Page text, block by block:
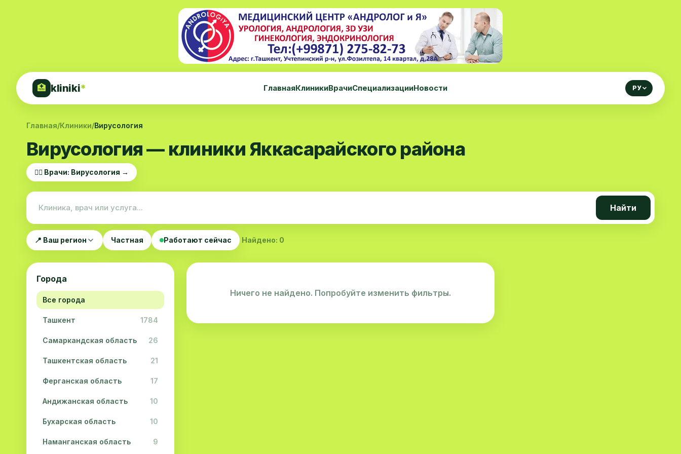
🏥 kliniki* ГлавнаяКлиникиВрачиСпециализацииНовости РУ
Главная/Клиники/Вирусология
Вирусология — клиники Яккасарайского района
👨‍⚕️ Врачи: Вирусология →
Найти
📍 Ваш регион Частная Работают сейчас Найдено: 0
Города
Все города
Ташкент 1784
Самаркандская область 26
Ташкентская область 21
Ферганская область 17
Андижанская область 10
Бухарская область 10
Наманганская область 9
Ничего не найдено. Попробуйте изменить фильтры.